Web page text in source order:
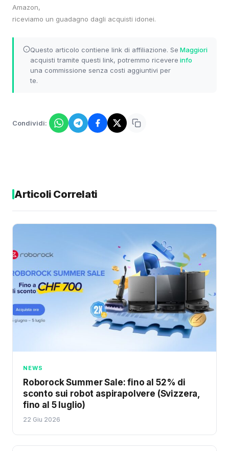
Amazon,
riceviamo un guadagno dagli acquisti idonei.
Questo articolo contiene link di affiliazione. Se
acquisti tramite questi link, potremmo ricevere
una commissione senza costi aggiuntivi per
te.
Maggiori
info
Condividi:
Articoli Correlati
NEWS
Roborock Summer Sale: fino al 52% di
sconto sui robot aspirapolvere (Svizzera,
fino al 5 luglio)
22 Giu 2026